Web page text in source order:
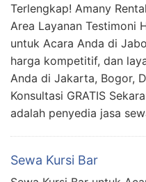
Terlengkap! Amany
Area Layanan Testimoni
untuk Acara Anda di
harga kompetitif, dan
Anda di Jakarta, Bogor,
Konsultasi GRATIS
adalah penyedia jasa
Sewa Kursi Bar